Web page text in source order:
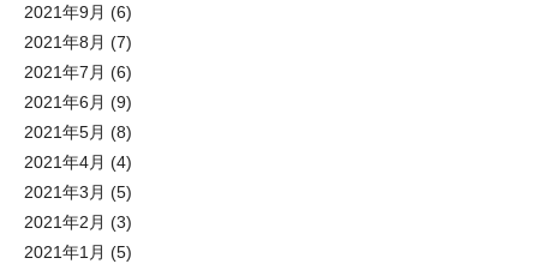
2021年9月 (6)
2021年8月 (7)
2021年7月 (6)
2021年6月 (9)
2021年5月 (8)
2021年4月 (4)
2021年3月 (5)
2021年2月 (3)
2021年1月 (5)